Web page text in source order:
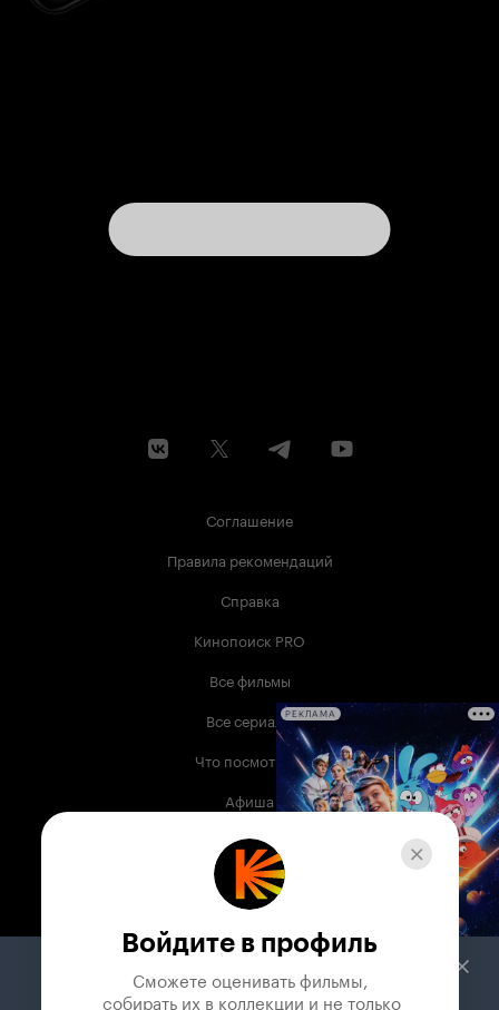
Соглашение
Правила рекомендаций
Справка
Кинопоиск PRO
Все фильмы
Все сериалы
Что посмотреть
Афиша
Музыка
Телепрограмма
Служба поддержки
РЕКЛАМА
Войдите в профиль
Сможете оценивать фильмы,
собирать их в коллекции и не только